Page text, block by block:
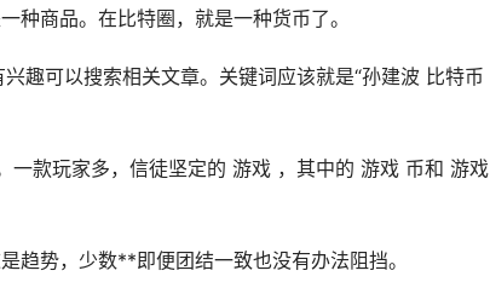
种商品。在比特圈，就是一种货币了。
趣可以搜索相关文章。关键词应该就是“孙建波 比特币
款玩家多，信徒坚定的 游戏 ，其中的 游戏 币和 游戏
趋势，少数**即便团结一致也没有办法阻挡。